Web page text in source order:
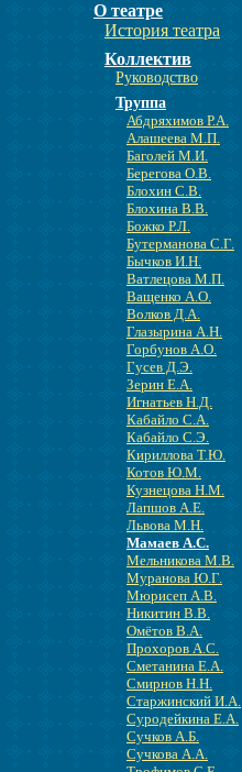
О театре
История театра
Коллектив
Руководство
Труппа
Абдряхимов Р.А.
Алашеева М.П.
Баголей М.И.
Берегова О.В.
Блохин С.В.
Блохина В.В.
Божко Р.Л.
Бутерманова С.Г.
Бычков И.Н.
Ватлецова М.П.
Ващенко А.О.
Волков Д.А.
Глазырина А.Н.
Горбунов А.О.
Гусев Д.Э.
Зерин Е.А.
Игнатьев Н.Д.
Кабайло С.А.
Кабайло С.Э.
Кириллова Т.Ю.
Котов Ю.М.
Кузнецова Н.М.
Лапшов А.Е.
Львова М.Н.
Мамаев А.С.
Мельникова М.В.
Муранова Ю.Г.
Мюрисеп А.В.
Никитин В.В.
Омётов В.А.
Прохоров А.С.
Сметанина Е.А.
Смирнов Н.Н.
Старжинский И.А.
Суродейкина Е.А.
Сучков А.Б.
Сучкова А.А.